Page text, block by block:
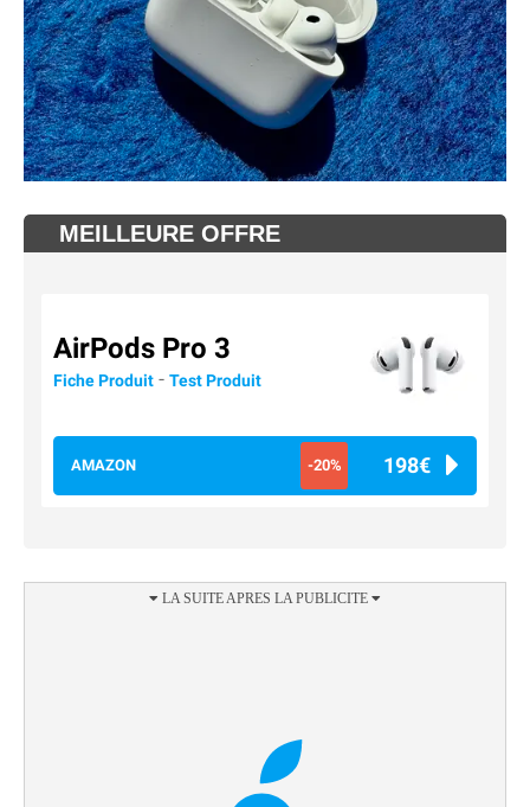
MEILLEURE OFFRE
AirPods Pro 3
Fiche Produit - Test Produit
AMAZON -20% 198€